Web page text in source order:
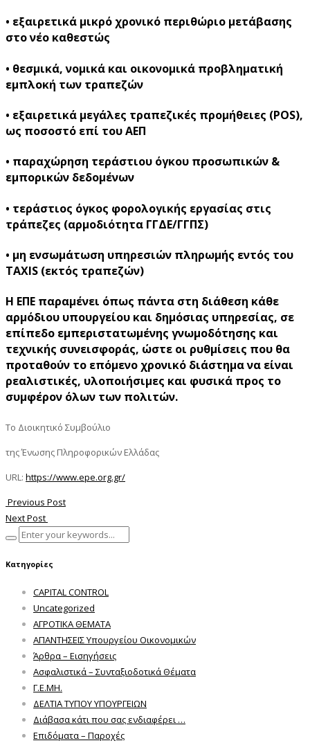
• εξαιρετικά μικρό χρονικό περιθώριο μετάβασης
στο νέο καθεστώς
• θεσμικά, νομικά και οικονομικά προβληματική
εμπλοκή των τραπεζών
• εξαιρετικά μεγάλες τραπεζικές προμήθειες (POS),
ως ποσοστό επί του ΑΕΠ
• παραχώρηση τεράστιου όγκου προσωπικών &
εμπορικών δεδομένων
• τεράστιος όγκος φορολογικής εργασίας στις
τράπεζες (αρμοδιότητα ΓΓΔΕ/ΓΓΠΣ)
• μη ενσωμάτωση υπηρεσιών πληρωμής εντός του
TAXIS (εκτός τραπεζών)
H ΕΠΕ παραμένει όπως πάντα στη διάθεση κάθε
αρμόδιου υπουργείου και δημόσιας υπηρεσίας, σε
επίπεδο εμπεριστατωμένης γνωμοδότησης και
τεχνικής συνεισφοράς, ώστε οι ρυθμίσεις που θα
προταθούν το επόμενο χρονικό διάστημα να είναι
ρεαλιστικές, υλοποιήσιμες και φυσικά προς το
συμφέρον όλων των πολιτών.
Το Διοικητικό Συμβούλιο
της Ένωσης Πληροφορικών Ελλάδας
URL: https://www.epe.org.gr/
Previous Post
Next Post
Κατηγορίες
CAPITAL CONTROL
Uncategorized
ΑΓΡΟΤΙΚΑ ΘΕΜΑΤΑ
ΑΠΑΝΤΗΣΕΙΣ Υπουργείου Οικονομικών
Άρθρα – Εισηγήσεις
Ασφαλιστικά – Συνταξιοδοτικά Θέματα
Γ.Ε.ΜΗ.
ΔΕΛΤΙΑ ΤΥΠΟΥ ΥΠΟΥΡΓΕΙΩΝ
Διάβασα κάτι που σας ενδιαφέρει …
Επιδόματα – Παροχές